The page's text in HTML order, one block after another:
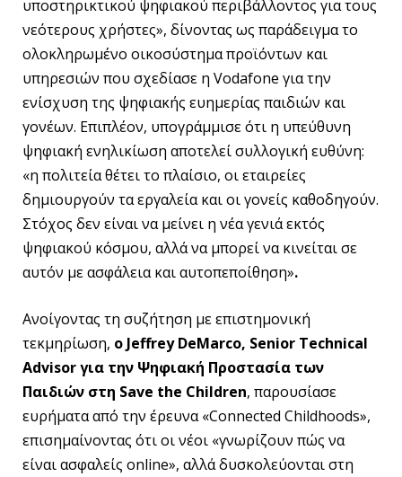
υποστηρικτικού ψηφιακού περιβάλλοντος για τους
νεότερους χρήστες», δίνοντας ως παράδειγμα το
ολοκληρωμένο οικοσύστημα προϊόντων και
υπηρεσιών που σχεδίασε η Vodafone για την
ενίσχυση της ψηφιακής ευημερίας παιδιών και
γονέων. Επιπλέον, υπογράμμισε ότι η υπεύθυνη
ψηφιακή ενηλικίωση αποτελεί συλλογική ευθύνη:
«η πολιτεία θέτει το πλαίσιο, οι εταιρείες
δημιουργούν τα εργαλεία και οι γονείς καθοδηγούν.
Στόχος δεν είναι να μείνει η νέα γενιά εκτός
ψηφιακού κόσμου, αλλά να μπορεί να κινείται σε
αυτόν με ασφάλεια και αυτοπεποίθηση».
Ανοίγοντας τη συζήτηση με επιστημονική
τεκμηρίωση, ο Jeffrey DeMarco, Senior Technical
Advisor για την Ψηφιακή Προστασία των
Παιδιών στη Save the Children, παρουσίασε
ευρήματα από την έρευνα «Connected Childhoods»,
επισημαίνοντας ότι οι νέοι «γνωρίζουν πώς να
είναι ασφαλείς online», αλλά δυσκολεύονται στη